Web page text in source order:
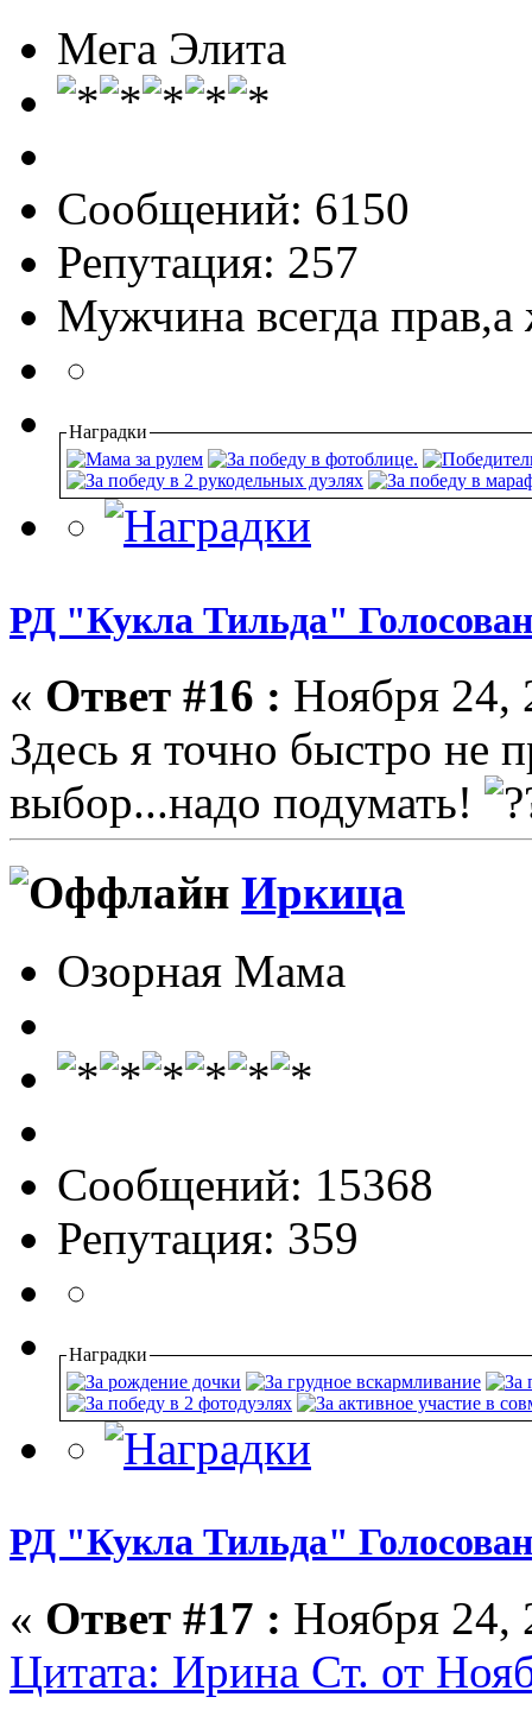
Мега Элита
Сообщений: 6150
Репутация: 257
Мужчина всегда
Наградки
РД "Кукла Тильда"
« Ответ #16 : Ноября 24,
Здесь я точно быстро не
выбор...надо подумать!
Иркица
Озорная Мама
Сообщений: 15368
Репутация: 359
Наградки
РД "Кукла Тильда"
« Ответ #17 : Ноября 24,
Цитата: Ирина Ст. от